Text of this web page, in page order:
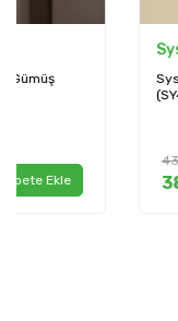
System Mobilya
(SY4627 0050 AL13-
433,03
389,73